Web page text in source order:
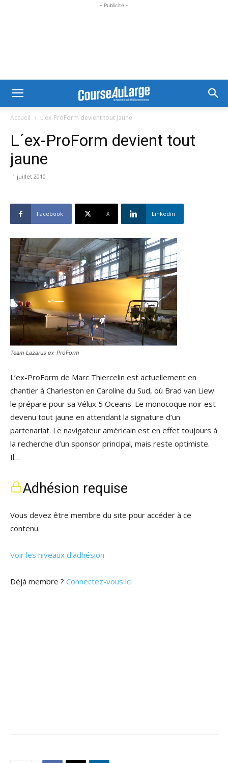
- Publicité -
Accueil L´ex-ProForm devient tout jaune
L´ex-ProForm devient tout
jaune
1 juillet 2010
Facebook X Linkedin
Team Lazarus ex-ProForm
L’ex-ProForm de Marc Thiercelin est actuellement en
chantier à Charleston en Caroline du Sud, où Brad van Liew
le prépare pour sa Vélux 5 Oceans. Le monocoque noir est
devenu tout jaune en attendant la signature d’un
partenariat. Le navigateur américain est en effet toujours à
la recherche d’un sponsor principal, mais reste optimiste.
Il…
Adhésion requise
Vous devez être membre du site pour accéder à ce
contenu.
Voir les niveaux d’adhésion
Déjà membre ? Connectez-vous ici